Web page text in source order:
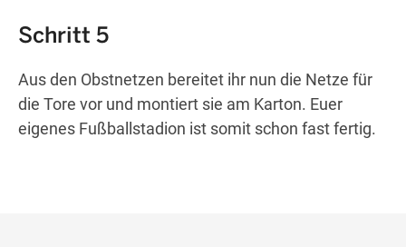
Schritt 5
Aus den Obstnetzen bereitet ihr nun die Netze für
die Tore vor und montiert sie am Karton. Euer
eigenes Fußballstadion ist somit schon fast fertig.